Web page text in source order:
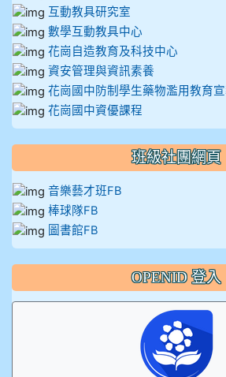
互動教具研究室
數學互動教具中心
花崗自造教育及科技中心
資安管理與資訊素養
花崗國中防制學生藥物濫用教育
花崗國中資優課程
班級社團網頁
音樂藝才班FB
棒球隊FB
圖書館FB
OPENID 登入